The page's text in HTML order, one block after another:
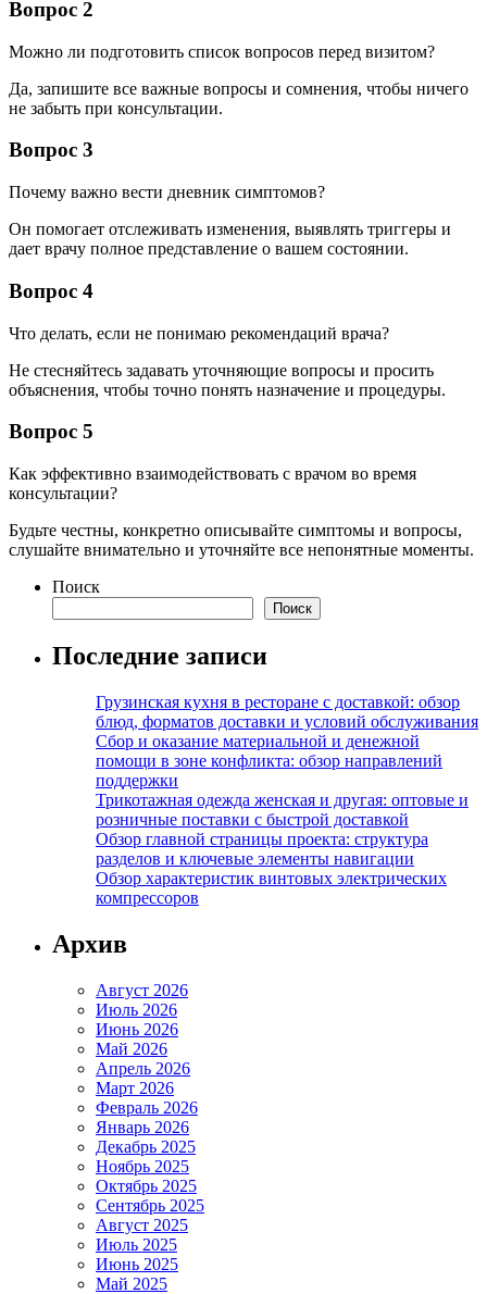
Вопрос 2
Можно ли подготовить список вопросов перед визитом?
Да, запишите все важные вопросы и сомнения, чтобы ничего
не забыть при консультации.
Вопрос 3
Почему важно вести дневник симптомов?
Он помогает отслеживать изменения, выявлять триггеры и
дает врачу полное представление о вашем состоянии.
Вопрос 4
Что делать, если не понимаю рекомендаций врача?
Не стесняйтесь задавать уточняющие вопросы и просить
объяснения, чтобы точно понять назначение и процедуры.
Вопрос 5
Как эффективно взаимодействовать с врачом во время
консультации?
Будьте честны, конкретно описывайте симптомы и вопросы,
слушайте внимательно и уточняйте все непонятные моменты.
Поиск
Поиск
Последние записи
Грузинская кухня в ресторане с доставкой: обзор
блюд, форматов доставки и условий обслуживания
Сбор и оказание материальной и денежной
помощи в зоне конфликта: обзор направлений
поддержки
Трикотажная одежда женская и другая: оптовые и
розничные поставки с быстрой доставкой
Обзор главной страницы проекта: структура
разделов и ключевые элементы навигации
Обзор характеристик винтовых электрических
компрессоров
Архив
Август 2026
Июль 2026
Июнь 2026
Май 2026
Апрель 2026
Март 2026
Февраль 2026
Январь 2026
Декабрь 2025
Ноябрь 2025
Октябрь 2025
Сентябрь 2025
Август 2025
Июль 2025
Июнь 2025
Май 2025